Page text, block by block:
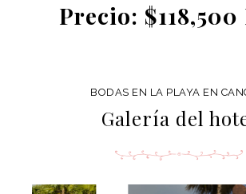
Precio: $118,500
BODAS EN LA PLAYA EN
Galería del